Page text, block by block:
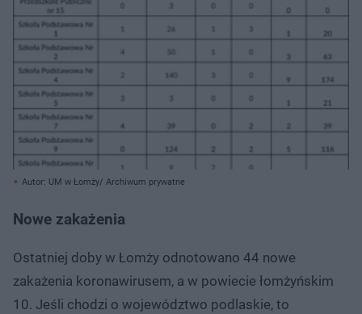
Autor: UM w Łomży/ Archiwum prywatne
Nowe zakażenia
Ostatniej doby w Łomży odnotowano 44 nowe
zakażenia koronawirusem, a w powiecie łomżyńskim
10. Jeśli chodzi o województwo podlaskie, to